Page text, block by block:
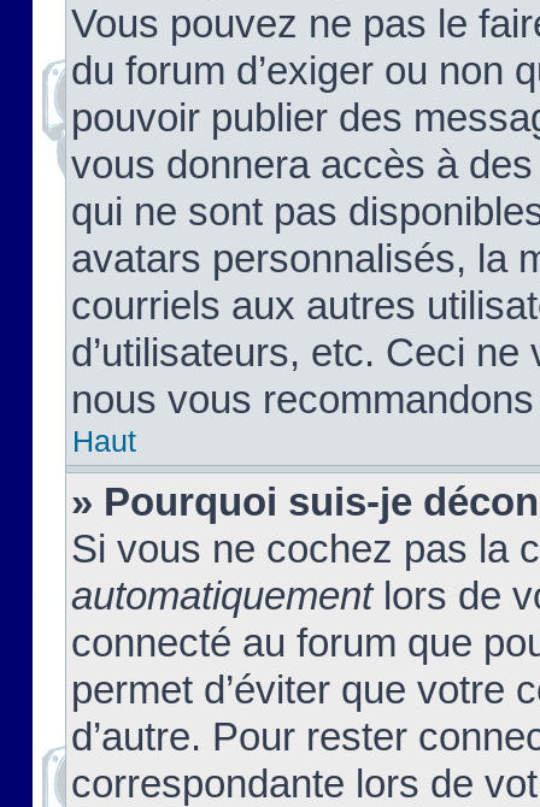
Vous pouvez ne pas le
du forum d’exiger ou non
pouvoir publier des
vous donnera accès à
qui ne sont pas
avatars personnalisés, la
courriels aux autres
d’utilisateurs, etc. Ceci
nous vous
Haut
» Pourquoi suis-je
Si vous ne cochez pas la
automatiquementlors de
connecté au forum que
permet d’éviter que votre
d’autre. Pour rester
correspondante lors de